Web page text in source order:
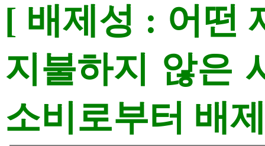
[ 배제성 : 어떤
지불하지 않은
소비로부터 배